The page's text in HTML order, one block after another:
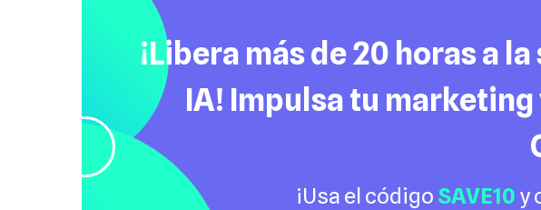
¡Libera más de 20 horas a
IA! Impulsa tu
¡Usa el código SAVE10 y